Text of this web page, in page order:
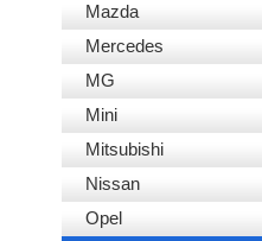
Mazda
Mercedes
MG
Mini
Mitsubishi
Nissan
Opel